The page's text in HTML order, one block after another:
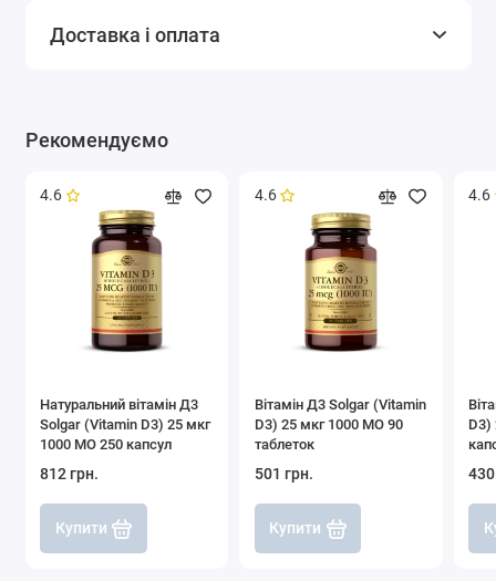
Доставка і оплата
Рекомендуємо
4.6
Натуральний вітамін Д3
Solgar (Vitamin D3) 25 мкг
1000 МО 250 капсул
812 грн.
Купити
4.6
Вітамін Д3 Solgar (Vitamin
D3) 25 мкг 1000 МО 90
таблеток
501 грн.
Купити
4.6
D3)